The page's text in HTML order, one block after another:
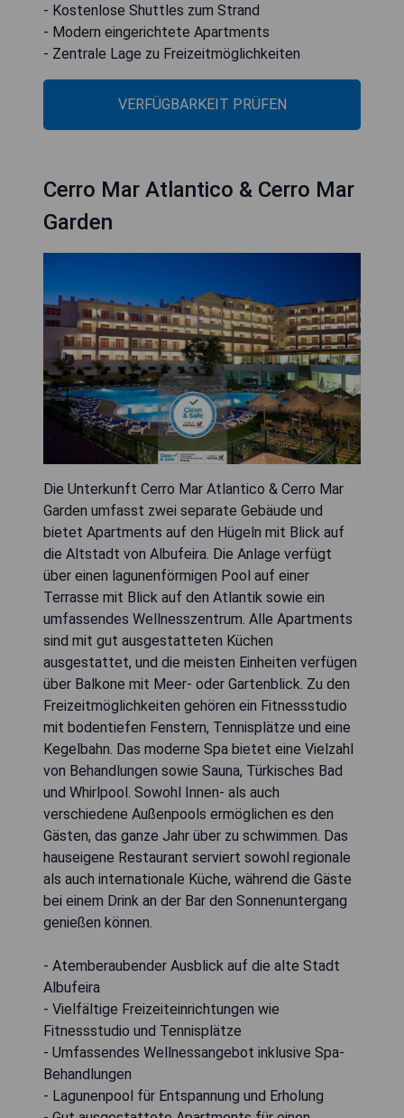
- Kostenlose Shuttles zum Strand
- Modern eingerichtete Apartments
- Zentrale Lage zu Freizeitmöglichkeiten
VERFÜGBARKEIT PRÜFEN
Cerro Mar Atlantico & Cerro Mar
Garden
Die Unterkunft Cerro Mar Atlantico & Cerro Mar
Garden umfasst zwei separate Gebäude und
bietet Apartments auf den Hügeln mit Blick auf
die Altstadt von Albufeira. Die Anlage verfügt
über einen lagunenförmigen Pool auf einer
Terrasse mit Blick auf den Atlantik sowie ein
umfassendes Wellnesszentrum. Alle Apartments
sind mit gut ausgestatteten Küchen
ausgestattet, und die meisten Einheiten verfügen
über Balkone mit Meer- oder Gartenblick. Zu den
Freizeitmöglichkeiten gehören ein Fitnessstudio
mit bodentiefen Fenstern, Tennisplätze und eine
Kegelbahn. Das moderne Spa bietet eine Vielzahl
von Behandlungen sowie Sauna, Türkisches Bad
und Whirlpool. Sowohl Innen- als auch
verschiedene Außenpools ermöglichen es den
Gästen, das ganze Jahr über zu schwimmen. Das
hauseigene Restaurant serviert sowohl regionale
als auch internationale Küche, während die Gäste
bei einem Drink an der Bar den Sonnenuntergang
genießen können.
- Atemberaubender Ausblick auf die alte Stadt
Albufeira
- Vielfältige Freizeiteinrichtungen wie
Fitnessstudio und Tennisplätze
- Umfassendes Wellnessangebot inklusive Spa-
Behandlungen
- Lagunenpool für Entspannung und Erholung